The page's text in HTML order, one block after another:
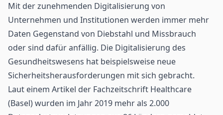
Mit der zunehmenden Digitalisierung von
Unternehmen und Institutionen werden immer mehr
Daten Gegenstand von Diebstahl und Missbrauch
oder sind dafür anfällig. Die Digitalisierung des
Gesundheitswesens hat beispielsweise neue
Sicherheitsherausforderungen mit sich gebracht.
Laut einem Artikel der Fachzeitschrift Healthcare
(Basel) wurden im Jahr 2019 mehr als 2.000